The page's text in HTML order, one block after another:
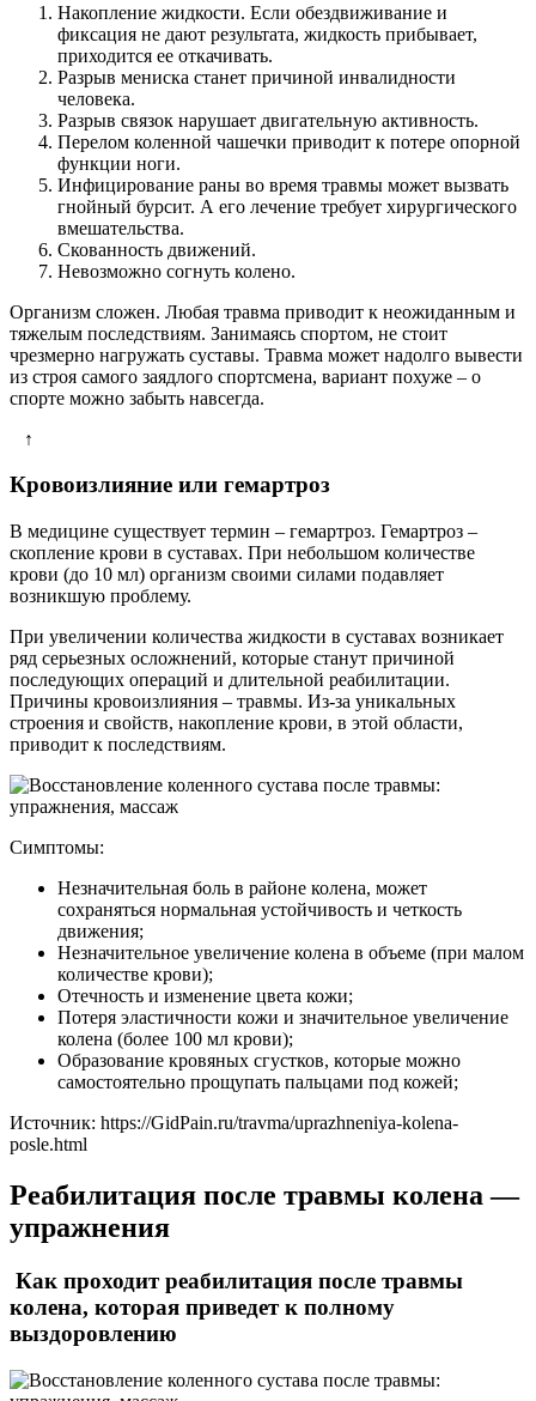
Накопление жидкости. Если обездвиживание и
фиксация не дают результата, жидкость прибывает,
приходится ее откачивать.
Разрыв мениска станет причиной инвалидности
человека.
Разрыв связок нарушает двигательную активность.
Перелом коленной чашечки приводит к потере опорной
функции ноги.
Инфицирование раны во время травмы может вызвать
гнойный бурсит. А его лечение требует хирургического
вмешательства.
Скованность движений.
Невозможно согнуть колено.
Организм сложен. Любая травма приводит к неожиданным и
тяжелым последствиям. Занимаясь спортом, не стоит
чрезмерно нагружать суставы. Травма может надолго вывести
из строя самого заядлого спортсмена, вариант похуже – о
спорте можно забыть навсегда.
↑
Кровоизлияние или гемартроз
В медицине существует термин – гемартроз. Гемартроз –
скопление крови в суставах. При небольшом количестве
крови (до 10 мл) организм своими силами подавляет
возникшую проблему.
При увеличении количества жидкости в суставах возникает
ряд серьезных осложнений, которые станут причиной
последующих операций и длительной реабилитации.
Причины кровоизлияния – травмы. Из-за уникальных
строения и свойств, накопление крови, в этой области,
приводит к последствиям.
Симптомы:
Незначительная боль в районе колена, может
сохраняться нормальная устойчивость и четкость
движения;
Незначительное увеличение колена в объеме (при малом
количестве крови);
Отечность и изменение цвета кожи;
Потеря эластичности кожи и значительное увеличение
колена (более 100 мл крови);
Образование кровяных сгустков, которые можно
самостоятельно прощупать пальцами под кожей;
Источник: https://GidPain.ru/travma/uprazhneniya-kolena-
posle.html
Реабилитация после травмы колена —
упражнения
Как проходит реабилитация после травмы
колена, которая приведет к полному
выздоровлению